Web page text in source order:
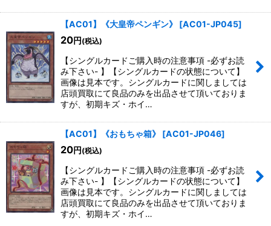
【AC01】《大皇帝ペンギン》 [AC01-JP045]
20円 (税込)
【シングルカードご購入時の注意事項 -必ずお読
み下さい- 】【シングルカードの状態について】
画像は見本です。シングルカードに関しましては
店頭買取にて良品のみを出品させて頂いておりま
すが、初期キズ・ホイ…
【AC01】《おもちゃ箱》 [AC01-JP046]
20円 (税込)
【シングルカードご購入時の注意事項 -必ずお読
み下さい- 】【シングルカードの状態について】
画像は見本です。シングルカードに関しましては
店頭買取にて良品のみを出品させて頂いておりま
すが、初期キズ・ホイ…